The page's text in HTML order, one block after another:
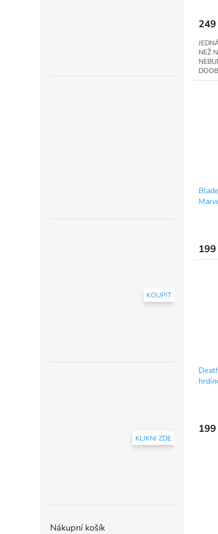
KOUPIT
KLIKNI ZDE
Nákupní košík
249
NEŽ
199
199